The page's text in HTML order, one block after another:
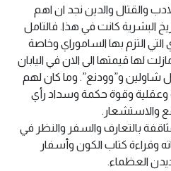
والقتال والدين نجد ان اهم
البشرية كانت في هذا. فالتامل
التزم بها الساموراي وخاصة
لها قيمتها الى الان في اليابان
شاولين و”وودنع”. وما كان لهم
وعقلية وقوة حكمة وسداد رأي
والاستشعار.
بالتعارف والسفر والنظر في
وقراءة كتاب الكون وأسفار
العظماء.